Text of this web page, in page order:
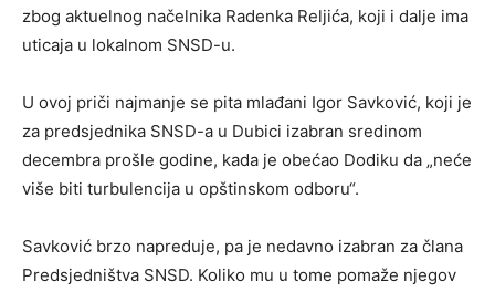
zbog aktuelnog načelnika Radenka Reljića, koji i dalje ima
uticaja u lokalnom SNSD-u.
U ovoj priči najmanje se pita mlađani Igor Savković, koji je
za predsjednika SNSD-a u Dubici izabran sredinom
decembra prošle godine, kada je obećao Dodiku da „neće
više biti turbulencija u opštinskom odboru“.
Savković brzo napreduje, pa je nedavno izabran za člana
Predsjedništva SNSD. Koliko mu u tome pomaže njegov